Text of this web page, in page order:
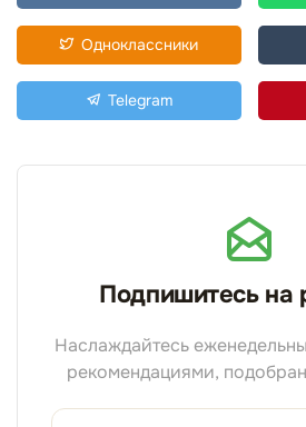
Одноклассники
Telegram
Подпишитесь на
Наслаждайтесь
рекомендациями,